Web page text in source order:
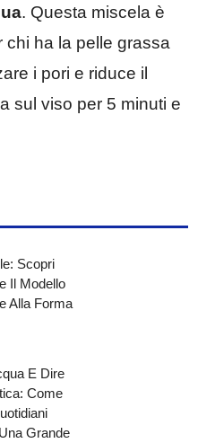
. Questa miscela è
chi ha la pelle grassa
i pori e riduce il
sul viso per 5 minuti e
Scopri
Il Modello
Alla Forma
E Dire
Come
Grande